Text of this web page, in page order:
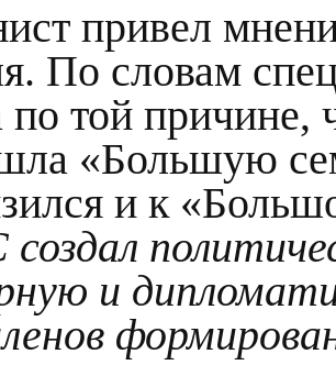
привел
По словам
той причине,
«Большую
и к
и